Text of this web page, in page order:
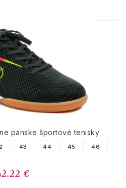
PRODUKTY
pánske športové tenisky
43 44 45
46
€